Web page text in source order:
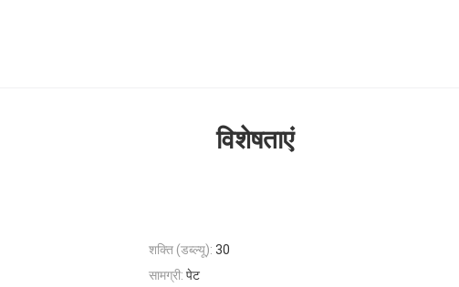
विशेषताएं
शक्ति (डब्ल्यू): 30
सामग्री: पेट